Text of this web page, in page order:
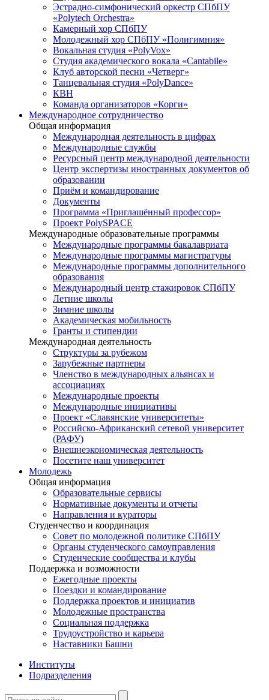
Эстрадно-симфонический оркестр СПбПУ
«Polytech Orchestra»
Камерный хор СПбПУ
Молодежный хор СПбПУ «Полигимния»
Вокальная студия «PolyVox»
Студия академического вокала «Cantabile»
Клуб авторской песни «Четверг»
Танцевальная студия «PolyDance»
КВН
Команда организаторов «Корги»
Международное сотрудничество
Общая информация
Международная деятельность в цифрах
Международные службы
Ресурсный центр международной деятельности
Центр экспертизы иностранных документов об
образовании
Приём и командирование
Документы
Программа «Приглашённый профессор»
Проект PolySPACE
Международные образовательные программы
Международные программы бакалавриата
Международные программы магистратуры
Международные программы дополнительного
образования
Международный центр стажировок СПбПУ
Летние школы
Зимние школы
Академическая мобильность
Гранты и стипендии
Международная деятельность
Структуры за рубежом
Зарубежные партнеры
Членство в международных альянсах и
ассоциациях
Международные проекты
Международные инициативы
Проект «Славянские университеты»
Российско-Африканский сетевой университет
(РАФУ)
Внешнеэкономическая деятельность
Посетите наш университет
Молодежь
Общая информация
Образовательные сервисы
Нормативные документы и отчеты
Направления и кураторы
Студенчество и координация
Совет по молодежной политике СПбПУ
Органы студенческого самоуправления
Студенческие сообщества и клубы
Поддержка и возможности
Ежегодные проекты
Поездки и командирование
Поддержка проектов и инициатив
Молодежные пространства
Социальная поддержка
Трудоустройство и карьера
Наставники Башни
Институты
Подразделения